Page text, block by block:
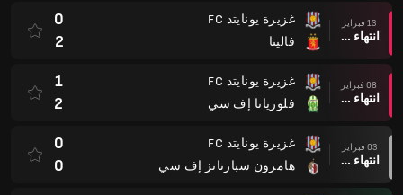
13 فبراير
انتهاء وقت المباراة
غزيرة يونايتد FC
فاليتا
0
2
08 فبراير
انتهاء وقت المباراة
غزيرة يونايتد FC
فلوريانا إف سي
1
2
03 فبراير
انتهاء وقت المباراة
غزيرة يونايتد FC
هامرون سبارتانز إف سي
0
0